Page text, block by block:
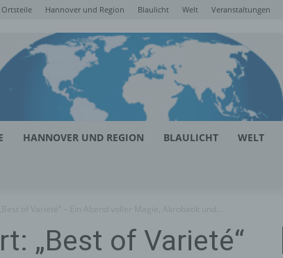
Hannover und Region Blaulicht Welt Veranstaltungen
HANNOVER UND REGION BLAULICHT WELT
„Best of Varieté“